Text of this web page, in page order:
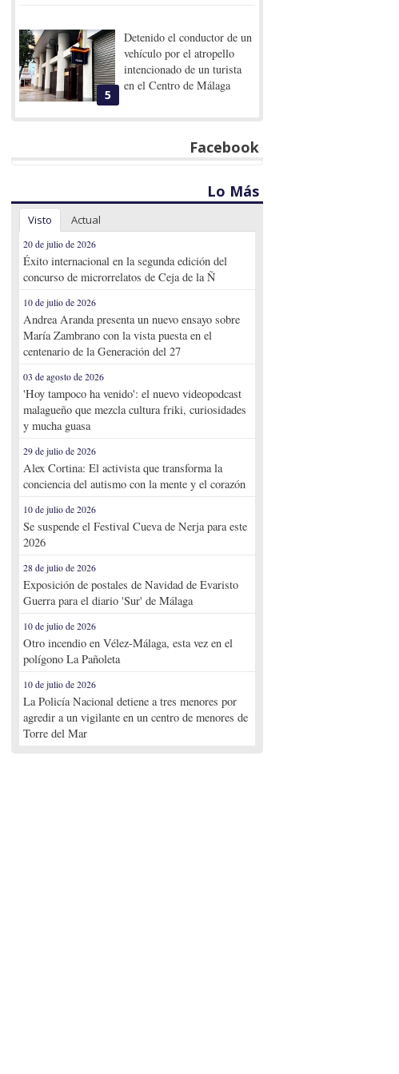
5
Detenido el conductor de un
vehículo por el atropello
intencionado de un turista
en el Centro de Málaga
Facebook
Lo Más
Visto Actual
20 de julio de 2026
Éxito internacional en la segunda edición del
concurso de microrrelatos de Ceja de la Ñ
10 de julio de 2026
Andrea Aranda presenta un nuevo ensayo sobre
María Zambrano con la vista puesta en el
centenario de la Generación del 27
03 de agosto de 2026
'Hoy tampoco ha venido': el nuevo videopodcast
malagueño que mezcla cultura friki, curiosidades
y mucha guasa
29 de julio de 2026
Alex Cortina: El activista que transforma la
conciencia del autismo con la mente y el corazón
10 de julio de 2026
Se suspende el Festival Cueva de Nerja para este
2026
28 de julio de 2026
Exposición de postales de Navidad de Evaristo
Guerra para el diario 'Sur' de Málaga
10 de julio de 2026
Otro incendio en Vélez-Málaga, esta vez en el
polígono La Pañoleta
10 de julio de 2026
La Policía Nacional detiene a tres menores por
agredir a un vigilante en un centro de menores de
Torre del Mar